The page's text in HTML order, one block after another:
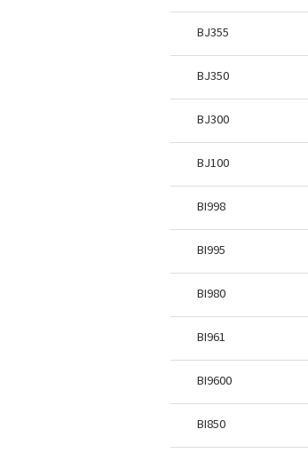
BJ355
BJ350
BJ300
BJ100
BI998
BI995
BI980
BI961
BI9600
BI850